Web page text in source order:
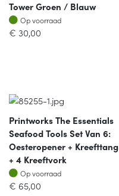
Tower Groen / Blauw
Op voorraad
Op voorraad
€ 30,00
Printworks The Essentials
Seafood Tools Set Van 6:
Oesteropener + Kreefttang
+ 4 Kreeftvork
Op voorraad
Op voorraad
€ 65,00